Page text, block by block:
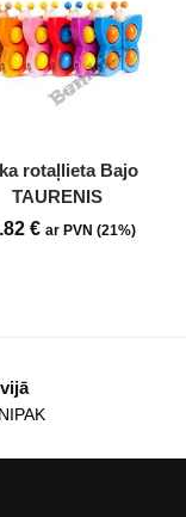
rotaļlieta Bajo
TAURENIS
€ ar PVN (21%)